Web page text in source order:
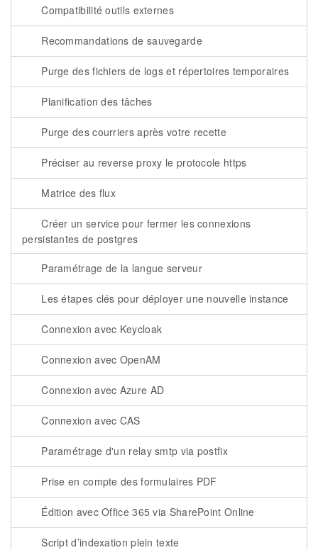
Compatibilité outils externes
Recommandations de sauvegarde
Purge des fichiers de logs et répertoires temporaires
Planification des tâches
Purge des courriers après votre recette
Préciser au reverse proxy le protocole https
Matrice des flux
Créer un service pour fermer les connexions
persistantes de postgres
Paramétrage de la langue serveur
Les étapes clés pour déployer une nouvelle instance
Connexion avec Keycloak
Connexion avec OpenAM
Connexion avec Azure AD
Connexion avec CAS
Paramétrage d'un relay smtp via postfix
Prise en compte des formulaires PDF
Édition avec Office 365 via SharePoint Online
Script d’indexation plein texte